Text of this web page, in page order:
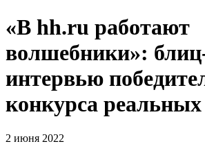
«В hh.ru работают
волшебники»:
интервью
конкурса
2 июня 2022